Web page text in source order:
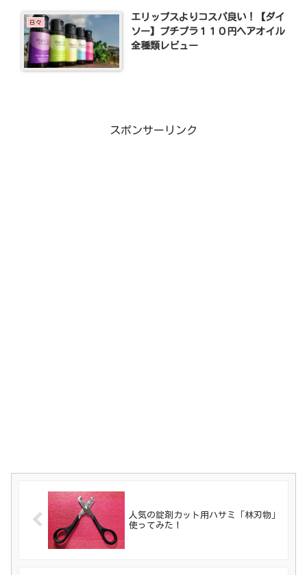
日々
エリップスよりコスパ良い！【ダイ
ソー】プチプラ１１０円ヘアオイル
全種類レビュー
スポンサーリンク
人気の錠剤カット用ハサミ「林刃物」
使ってみた！